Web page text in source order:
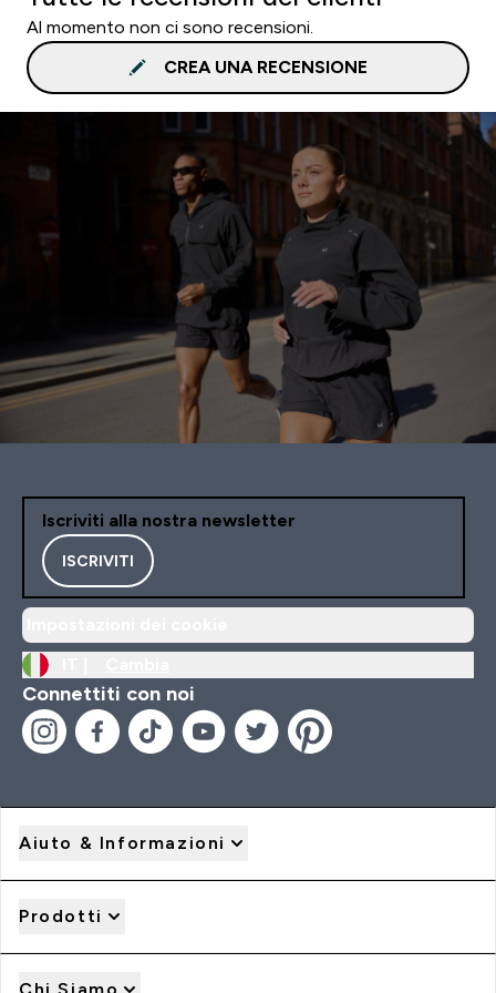
Al momento non ci sono recensioni.
CREA UNA RECENSIONE
Iscriviti alla nostra newsletter
ISCRIVITI
Connettiti con noi
Aiuto & Informazioni
Prodotti
Chi Siamo